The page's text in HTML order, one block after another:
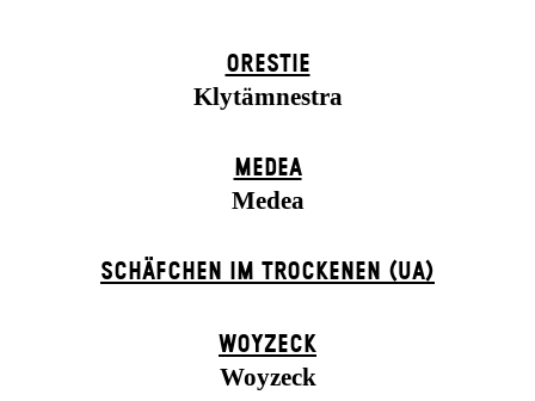
ORESTIE
Klytämnestra
MEDEA
Medea
SCHÄFCHEN IM TROCKENEN (UA)
WOYZECK
Woyzeck